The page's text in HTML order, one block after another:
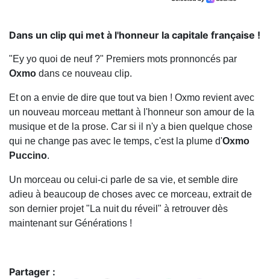
Dans un clip qui met à l'honneur la capitale française !
"Ey yo quoi de neuf ?" Premiers mots pronnoncés par
Oxmo dans ce nouveau clip.
Et on a envie de dire que tout va bien ! Oxmo revient avec
un nouveau morceau mettant à l'honneur son amour de la
musique et de la prose. Car si il n'y a bien quelque chose
qui ne change pas avec le temps, c'est la plume d'Oxmo
Puccino.
Un morceau ou celui-ci parle de sa vie, et semble dire
adieu à beaucoup de choses avec ce morceau, extrait de
son dernier projet "La nuit du réveil" à retrouver dès
maintenant sur Générations !
Partager :